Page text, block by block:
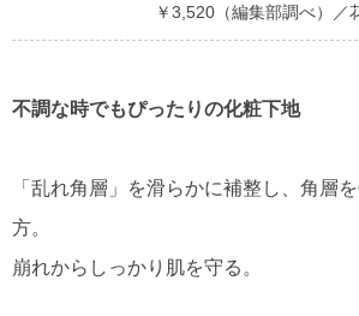
￥3,520（編集部調べ）／
不調な時でもぴったりの化粧下地
「乱れ角層」を滑らかに補整し、角層
方。
崩れからしっかり肌を守る。